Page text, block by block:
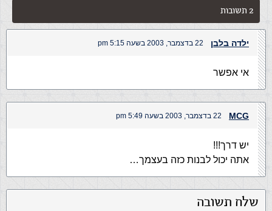
2 תשובות
ילדה בלבן 22 בדצמבר, 2003 בשעה 5:15 pm
אי אפשר
MCG 22 בדצמבר, 2003 בשעה 5:49 pm
יש דרך!!!
אתה יכול לבנות כזה בעצמך…
שלח תשובה